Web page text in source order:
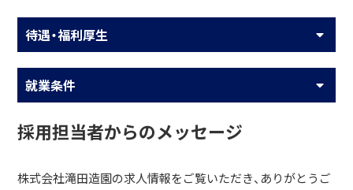
待遇・福利厚生
就業条件
採用担当者からのメッセージ
株式会社滝田造園の求人情報をご覧いただき、ありがとうご